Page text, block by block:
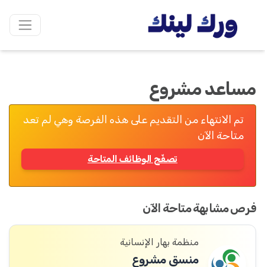
مساعد مشروع
تم الانتهاء من التقديم على هذه الفرصة وهي لم تعد
متاحة الآن
تصفّح الوظائف المتاحة
فرص مشابهة متاحة الآن
منظمة بهار الإنسانية
منسق مشروع